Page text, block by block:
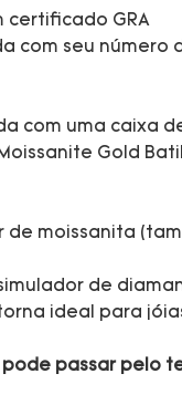
certificado GRA
com seu número
com uma caixa
de moissanita
de
ideal para
pode passar pelo